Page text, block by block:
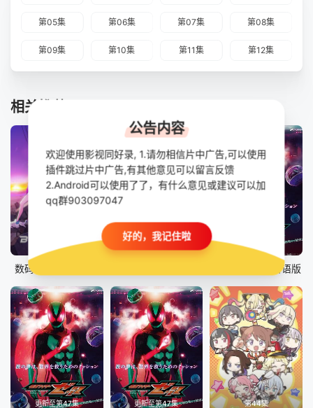
第05集 第06集 第07集 第08集
第09集 第10集 第11集 第12集
相关推荐
更新至第42集
数码兽BEATBREAK
第47集
假面骑士ZZZ​ 日语版
更新至第47集 更新至第47集 第44集
公告内容
欢迎使用影视同好录, 1.请勿相信片中广告,可以使用
插件跳过片中广告,有其他意见可以留言反馈
2.Android可以使用了了，有什么意见或建议可以加
qq群903097047
好的，我记住啦